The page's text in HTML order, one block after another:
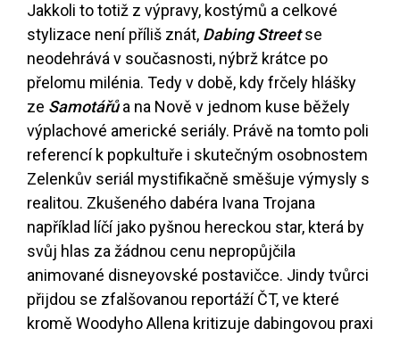
Jakkoli to totiž z výpravy, kostýmů a celkové
stylizace není příliš znát, Dabing Streetse
neodehrává v současnosti, nýbrž krátce po
přelomu milénia. Tedy v době, kdy frčely hlášky
ze Samotářůa na Nově v jednom kuse běžely
výplachové americké seriály. Právě na tomto poli
referencí k popkultuře i skutečným osobnostem
Zelenkův seriál mystifikačně směšuje výmysly s
realitou. Zkušeného dabéra Ivana Trojana
například líčí jako pyšnou hereckou star, která by
svůj hlas za žádnou cenu nepropůjčila
animované disneyovské postavičce. Jindy tvůrci
přijdou se zfalšovanou reportáží ČT, ve které
kromě Woodyho Allena kritizuje dabingovou praxi